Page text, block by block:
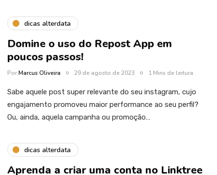
dicas alterdata
Domine o uso do Repost App em
poucos passos!
PorMarcus Oliveira 29 de agosto de 2023 1 Mins de leitura
Sabe aquele post super relevante do seu instagram, cujo
engajamento promoveu maior performance ao seu perfil?
Ou, ainda, aquela campanha ou promoção…
dicas alterdata
Aprenda a criar uma conta no Linktree